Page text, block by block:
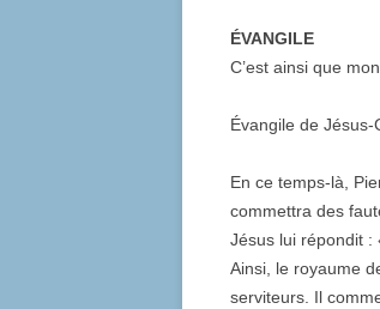
ÉVANGILE
C’est ainsi que
Évangile de
En ce temps-là,
commettra des
Jésus lui répondit :
Ainsi, le royaume
serviteurs. Il